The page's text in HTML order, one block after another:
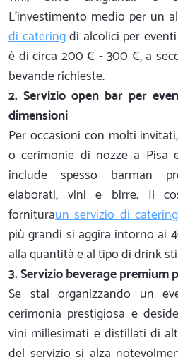
L'investimento medio per un
di cateringdi alcolici per
è di circa 200 € - 300 €, a
bevande richieste.
2. Servizio open bar per
dimensioni
Per occasioni con molti
o cerimonie di nozze a Pisa
include spesso barman
elaborati, vini e birre. Il
fornituraun servizio di catering
più grandi si aggira intorno ai
alla quantità e al tipo di drink
3. Servizio beverage premium
Se stai organizzando un
cerimonia prestigiosa e
vini millesimati e distillati di
del servizio si alza